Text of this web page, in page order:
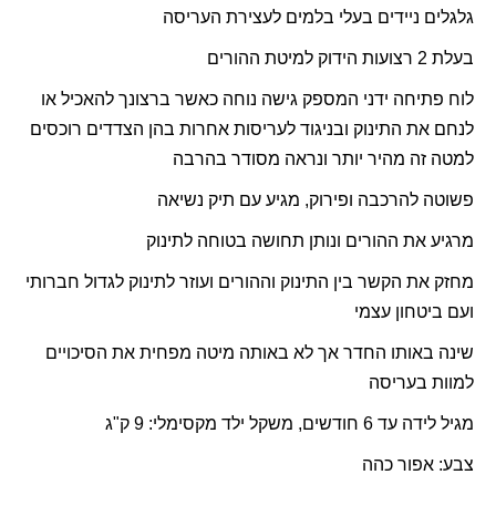
גלגלים ניידים בעלי בלמים לעצירת העריסה
בעלת 2 רצועות הידוק למיטת ההורים
לוח פתיחה ידני המספק גישה נוחה כאשר ברצונך להאכיל או
לנחם את התינוק ובניגוד לעריסות אחרות בהן הצדדים רוכסים
למטה זה מהיר יותר ונראה מסודר בהרבה
פשוטה להרכבה ופירוק, מגיע עם תיק נשיאה
מרגיע את ההורים ונותן תחושה בטוחה לתינוק
מחזק את הקשר בין התינוק וההורים ועוזר לתינוק לגדול חברותי
ועם ביטחון עצמי
שינה באותו החדר אך לא באותה מיטה מפחית את הסיכויים
למוות בעריסה
מגיל לידה עד 6 חודשים, משקל ילד מקסימלי: 9 ק"ג
צבע: אפור כהה